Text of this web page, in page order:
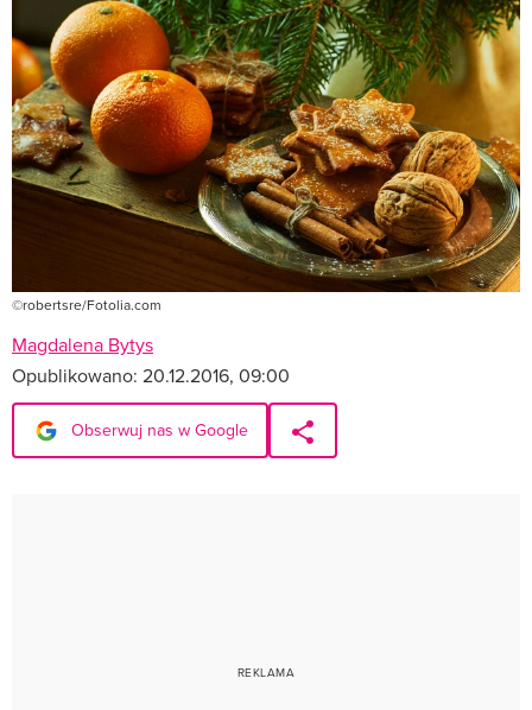
©robertsre/Fotolia.com
Magdalena Bytys
Opublikowano: 20.12.2016, 09:00
Obserwuj nas w Google